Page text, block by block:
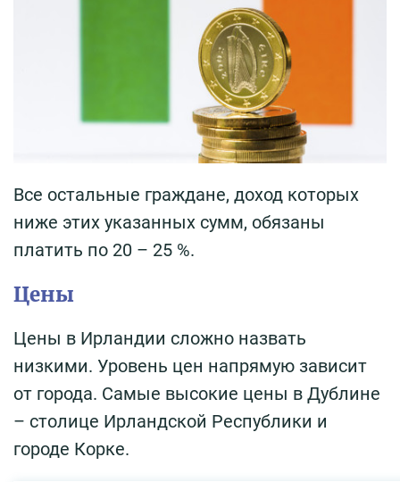
Все остальные граждане, доход которых
ниже этих указанных сумм, обязаны
платить по 20 – 25 %.
Цены
Цены в Ирландии сложно назвать
низкими. Уровень цен напрямую зависит
от города. Самые высокие цены в Дублине
– столице Ирландской Республики и
городе Корке.